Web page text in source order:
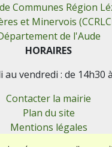
Communes Région
et Minervois
de l'Aude
HORAIRES
au vendredi : de 14h30
Contacter la mairie
Plan du site
Mentions légales
Confidentialité